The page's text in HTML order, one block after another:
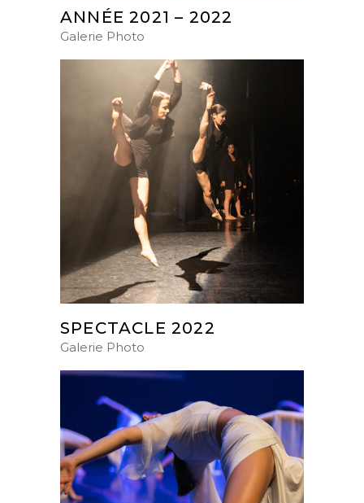
ANNÉE 2021 – 2022
Galerie Photo
SPECTACLE 2022
Galerie Photo